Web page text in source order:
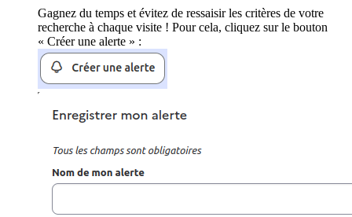
Gagnez du temps et évitez de ressaisir les critères de votre
recherche à chaque visite ! Pour cela, cliquez sur le bouton
« Créer une alerte » :